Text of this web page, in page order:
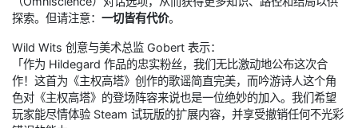
探索。但请注意： 一切皆有代价。
Wild Wits 创意与美术总监 Gobert 表示：
「作为 Hildegard 作品的忠实粉丝，我们无比激动地公布这次合
作！这首为《主权高塔》创作的歌谣简直完美，而吟游诗人这个角
色对《主权高塔》的登场阵容来说也是一位绝妙的加入。我们希望
玩家能尽情体验 Steam 试玩版的扩展内容，并享受撤销任何不光彩